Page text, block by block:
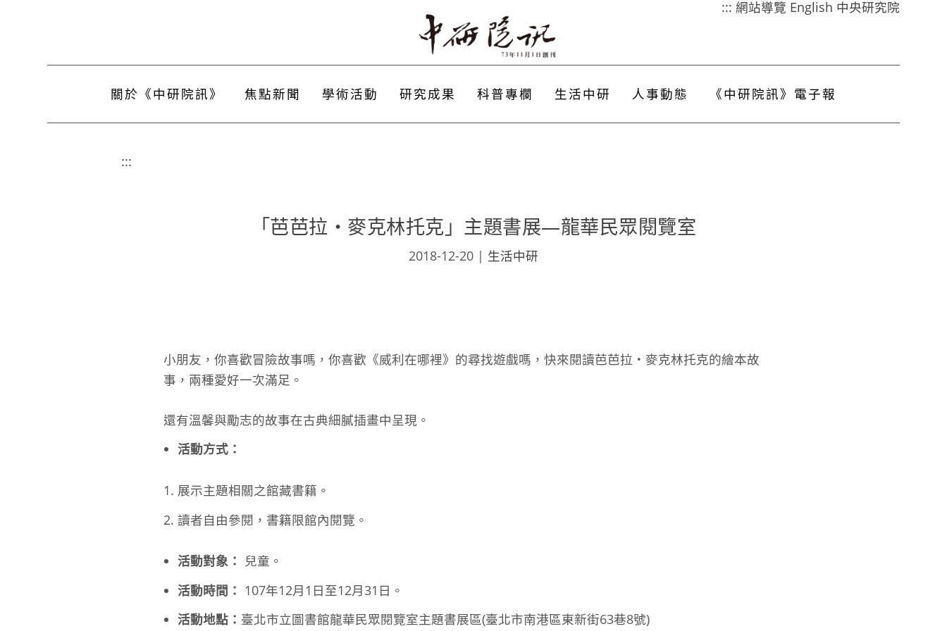
::: 網站導覽 English 中央研究院
關於《中研院訊》 焦點新聞 學術活動 研究成果 科普專欄 生活中研 人事動態 《中研院訊》電子報
:::
「芭芭拉‧麥克林托克」主題書展—龍華民眾閱覽室
2018-12-20 | 生活中研
小朋友，你喜歡冒險故事嗎，你喜歡《威利在哪裡》的尋找遊戲嗎，快來閱讀芭芭拉‧麥克林托克的繪本故
事，兩種愛好一次滿足。
還有溫馨與勵志的故事在古典細膩插畫中呈現。
活動方式：
展示主題相關之館藏書籍。
讀者自由參閱，書籍限館內閱覽。
活動對象： 兒童。
活動時間： 107年12月1日至12月31日。
活動地點： 臺北市立圖書館龍華民眾閱覽室主題書展區(臺北市南港區東新街63巷8號)